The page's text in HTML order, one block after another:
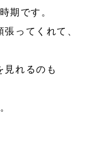
期です。
ってくれて、
見れるのも